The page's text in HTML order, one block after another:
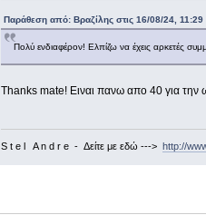
Παράθεση από: Βραζίλης στις 16/08/24, 11:29
Πολύ ενδιαφέρον! Ελπίζω να έχεις αρκετές
Thanks mate! Ειναι πανω απο 40 για την
S t e l A n d r e - Δείτε με εδώ ---> http://